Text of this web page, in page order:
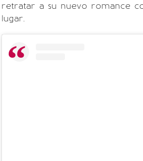
retratar a su nuevo romance
lugar.